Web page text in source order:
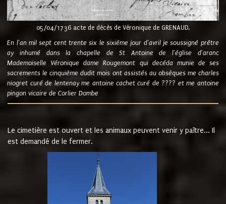
05/04/1736 acte de décès de Véronique de GRENAUD.
En l'an mil sept cent trente six le sixième jour d'avril je soussigné prêtre
ay inhumé dans la chapelle de St Antoine de l'église d'aranc
Mademoiselle Véronique dame Rougemont qui decéda munie de ses
sacrements le cinquième dudit mois ont assistés au obsèques me charles
niogret curé de lentenay me antoine cachet curé de ???? et me antoine
pingon vicaire de Corlier Dombe
Le cimetière est ouvert et les animaux peuvent venir y paître... Il
est demandé de le fermer.